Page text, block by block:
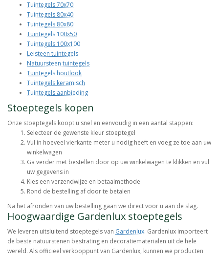
Tuintegels 70x70
Tuintegels 80x40
Tuintegels 80x80
Tuintegels 100x50
Tuintegels 100x100
Leisteen tuintegels
Natuursteen tuintegels
Tuintegels houtlook
Tuintegels keramisch
Tuintegels aanbieding
Stoeptegels kopen
Onze stoeptegels koopt u snel en eenvoudig in een aantal stappen:
Selecteer de gewenste kleur stoeptegel
Vul in hoeveel vierkante meter u nodig heeft en voeg ze toe aan uw
winkelwagen
Ga verder met bestellen door op uw winkelwagen te klikken en vul
uw gegevens in
Kies een verzendwijze en betaalmethode
Rond de bestelling af door te betalen
Na het afronden van uw bestelling gaan we direct voor u aan de slag.
Hoogwaardige Gardenlux stoeptegels
We leveren uitsluitend stoeptegels van Gardenlux. Gardenlux importeert
de beste natuurstenen bestrating en decoratiematerialen uit de hele
wereld. Als officieel verkooppunt van Gardenlux, kunnen we producten